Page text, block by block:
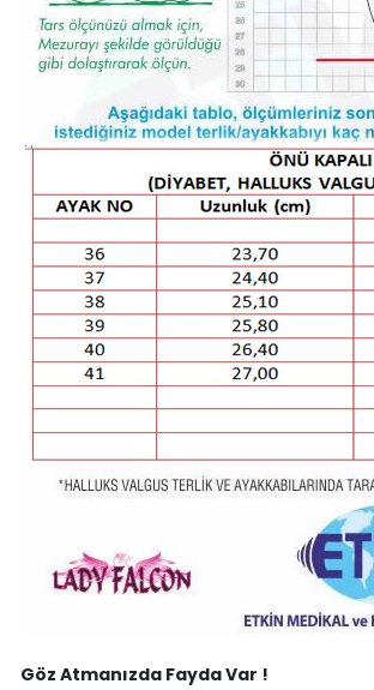
Göz Atmanızda Fayda Var !